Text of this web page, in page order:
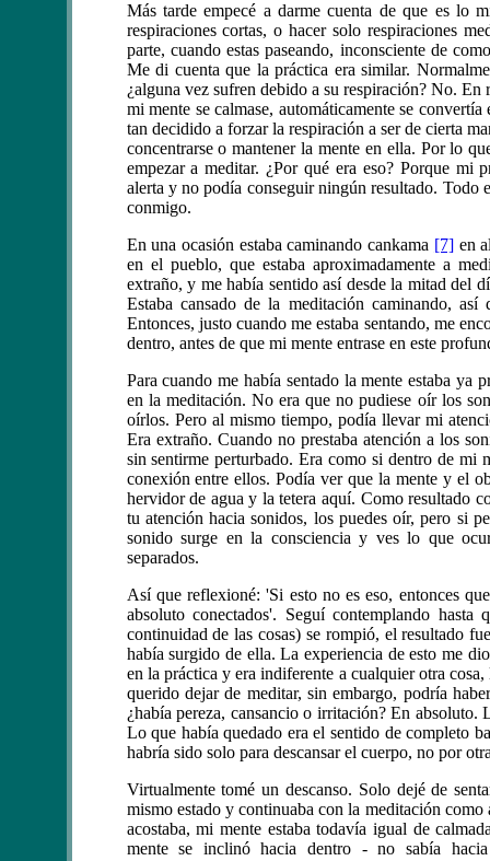
Más tarde empecé a darme cuenta de que es lo
respiraciones cortas, o hacer solo respiraciones
parte, cuando estas paseando, inconsciente de
Me di cuenta que la práctica era similar.
¿alguna vez sufren debido a su respiración? No.
mi mente se calmase, automáticamente se
tan decidido a forzar la respiración a ser de cierta
concentrarse o mantener la mente en ella. Por lo
empezar a meditar. ¿Por qué era eso? Porque mi
alerta y no podía conseguir ningún resultado. Todo
conmigo.
En una ocasión estaba caminando cankama [7]en
en el pueblo, que estaba aproximadamente a
extraño, y me había sentido así desde la mitad del
Estaba cansado de la meditación caminando,
Entonces, justo cuando me estaba sentando, me
dentro, antes de que mi mente entrase en este
Para cuando me había sentado la mente estaba ya
en la meditación. No era que no pudiese oír los
oírlos. Pero al mismo tiempo, podía llevar mi
Era extraño. Cuando no prestaba atención a los
sin sentirme perturbado. Era como si dentro de mi
conexión entre ellos. Podía ver que la mente y el
hervidor de agua y la tetera aquí. Como resultado
tu atención hacia sonidos, los puedes oír, pero si
sonido surge en la consciencia y ves lo que
separados.
Así que reflexioné: 'Si esto no es eso, entonces
absoluto conectados'. Seguí contemplando
continuidad de las cosas) se rompió, el resultado
había surgido de ella. La experiencia de esto me
en la práctica y era indiferente a cualquier otra
querido dejar de meditar, sin embargo, podría
¿había pereza, cansancio o irritación? En absoluto.
Lo que había quedado era el sentido de completo
habría sido solo para descansar el cuerpo, no por
Virtualmente tomé un descanso. Solo dejé de
mismo estado y continuaba con la meditación
acostaba, mi mente estaba todavía igual de
mente se inclinó hacia dentro - no sabía